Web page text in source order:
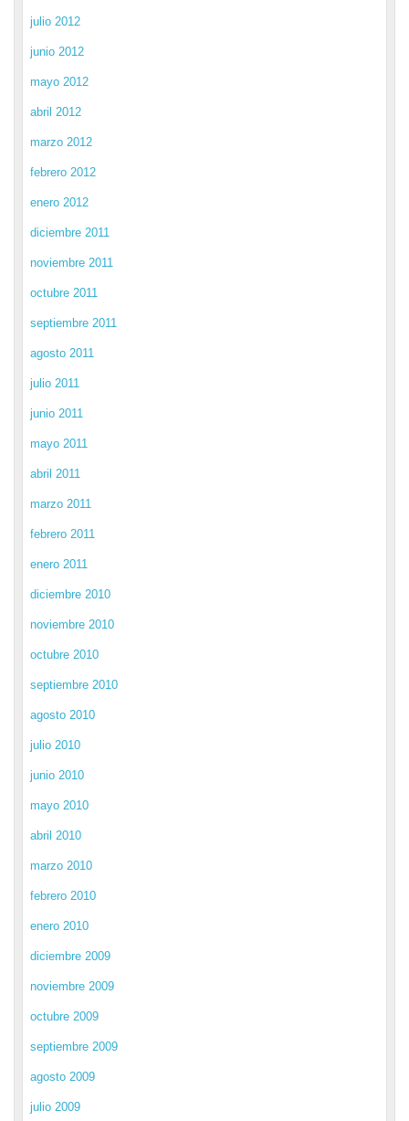
julio 2012
junio 2012
mayo 2012
abril 2012
marzo 2012
febrero 2012
enero 2012
diciembre 2011
noviembre 2011
octubre 2011
septiembre 2011
agosto 2011
julio 2011
junio 2011
mayo 2011
abril 2011
marzo 2011
febrero 2011
enero 2011
diciembre 2010
noviembre 2010
octubre 2010
septiembre 2010
agosto 2010
julio 2010
junio 2010
mayo 2010
abril 2010
marzo 2010
febrero 2010
enero 2010
diciembre 2009
noviembre 2009
octubre 2009
septiembre 2009
agosto 2009
julio 2009